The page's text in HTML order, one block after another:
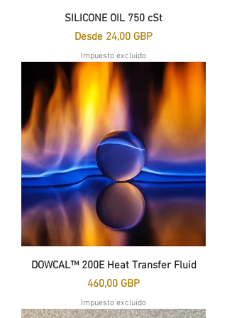
SILICONE OIL 750 cSt
Desde 24,00 GBP
Precio de oferta
Impuesto excluido
DOWCAL™ 200E Heat Transfer Fluid
Precio
460,00 GBP
Impuesto excluido